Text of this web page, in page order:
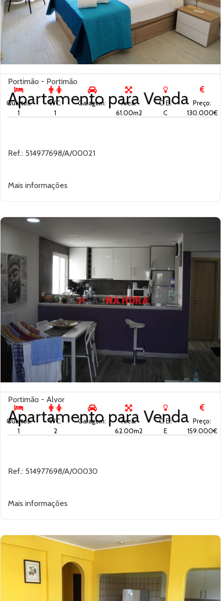
Portimão - Portimão
Apartamento paraVenda
Ref.: 514977698/A/00021
Mais informações
Quartos:
1
WC:
1
Garagem:
Área:
61.00m2
C. E.:
C
Preço:
130.000€
Portimão - Alvor
Apartamento paraVenda
Ref.: 514977698/A/00030
Mais informações
Quartos:
1
WC:
2
Garagem:
Área:
62.00m2
C. E.:
E
Preço:
159.000€